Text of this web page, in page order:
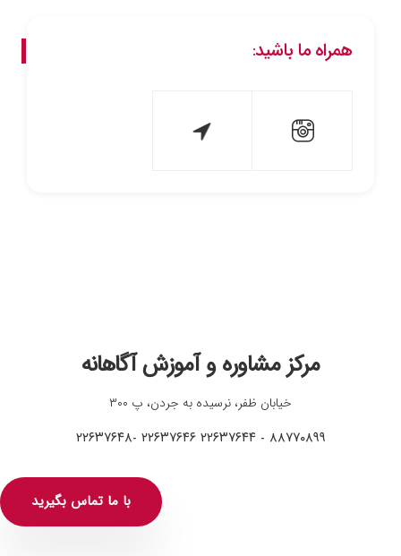
همراه ما باشید:
مرکز مشاوره و آموزش آگاهانه
خیابان ظفر، نرسیده به جردن، پ ۳۰۰
۸۸۷۷۰۸۹۹ - ۲۲۶۳۷۶۴۴ ۲۲۶۳۷۶۴۶ -۲۲۶۳۷۶۴۸
با ما تماس بگیرید